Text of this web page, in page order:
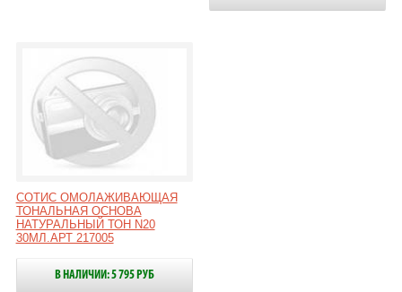
СОТИС ОМОЛАЖИВАЮЩАЯ
ТОНАЛЬНАЯ ОСНОВА
НАТУРАЛЬНЫЙ ТОН N20
30МЛ.АРТ 217005
В НАЛИЧИИ: 5 795 РУБ